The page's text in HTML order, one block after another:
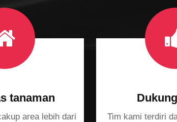
tanaman
area lebih dari
Tim kami terdiri